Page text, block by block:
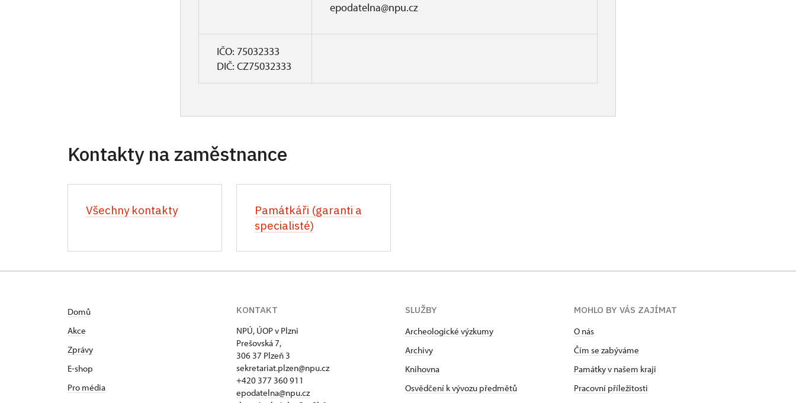
epodatelna@npu.cz
IČO: 75032333
DIČ: CZ75032333
Kontakty na zaměstnance
Všechny kontakty
Památkáři (garanti a
specialisté)
Domů
Akce
Zprávy
E-shop
Pro média
KONTAKT
NPÚ, ÚOP v Plzni
Prešovská 7,
306 37 Plzeň 3
sekretariat.plzen@npu.cz
+420 377 360 911
epodatelna@npu.cz
SLUŽBY
Archeologické výzkumy
Archivy
Knihovna
Osvědčení k vývozu předmětů
MOHLO BY VÁS ZAJÍMAT
O nás
Čím se zabýváme
Památky v našem kraji
Pracovní příležitosti